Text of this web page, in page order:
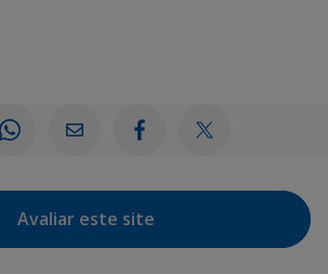
Avaliar este site